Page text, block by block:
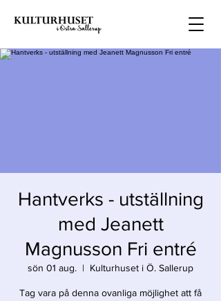
Hantverks - utställning
med Jeanett
Magnusson Fri entré
sön 01 aug.
  |
Kulturhuset i Ö. Sallerup
Tag vara på denna ovanliga möjlighet att få